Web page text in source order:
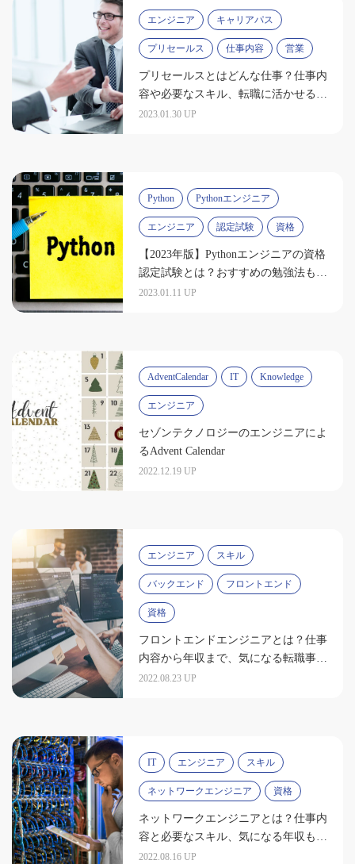
エンジニア キャリアパス
プリセールス 仕事内容 営業
プリセールスとはどんな仕事？仕事内
容や必要なスキル、転職に活かせる資
格を紹介
2023.01.30 UP
Python Pythonエンジニア
エンジニア 認定試験 資格
【2023年版】Pythonエンジニアの資格
認定試験とは？おすすめの勉強法も解
説
2023.01.11 UP
AdventCalendar IT Knowledge
エンジニア
セゾンテクノロジーのエンジニアによ
るAdvent Calendar
2022.12.19 UP
エンジニア スキル
バックエンド フロントエンド
資格
フロントエンドエンジニアとは？仕事
内容から年収まで、気になる転職事情
を公開
2022.08.23 UP
IT エンジニア スキル
ネットワークエンジニア 資格
ネットワークエンジニアとは？仕事内
容と必要なスキル、気になる年収もチ
ェック
2022.08.16 UP